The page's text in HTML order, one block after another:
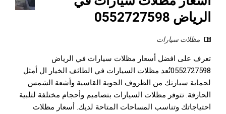
الرياض 0552727598
مظلات سيارات
تعرف على افضل أسعار مظلات سيارات في الرياض
0552727598تُعد مظلات السيارات في الطائف الخيار ال أمثل
لحماية سيارتك من الظروف الجوية القاسية وأشعة الشمس
الحارقة. تتوفر مظلات السيارات بتصاميم وأحجام مختلفة لتلبية
احتياجاتك وتناسب المساحات المتاحة لديك. أسعار مظلات